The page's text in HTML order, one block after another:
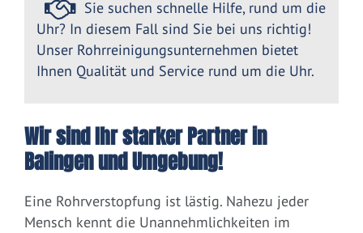
Sie suchen schnelle Hilfe, rund um die
Uhr? In diesem Fall sind Sie bei uns richtig!
Unser Rohrreinigungsunternehmen bietet
Ihnen Qualität und Service rund um die Uhr.
Wir sind Ihr starker Partner in
Balingen und Umgebung!
Eine Rohrverstopfung ist lästig. Nahezu jeder
Mensch kennt die Unannehmlichkeiten im